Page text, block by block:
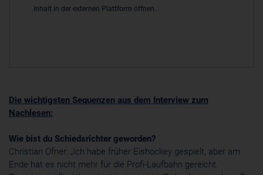
Inhalt in der externen Plattform öffnen.
Die wichtigsten Sequenzen aus dem Interview zum
Nachlesen:
Wie bist du Schiedsrichter geworden?
Christian Ofner: „Ich habe früher Eishockey gespielt, aber am
Ende hat es nicht mehr für die Profi-Laufbahn gereicht.